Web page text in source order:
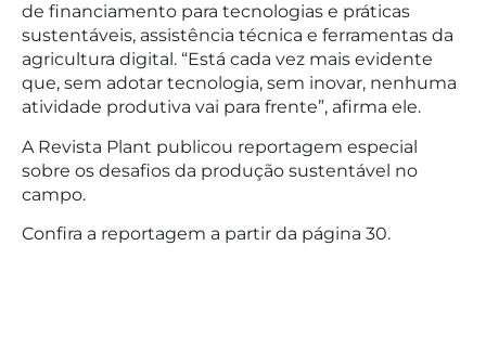
de financiamento para tecnologias e práticas
sustentáveis, assistência técnica e ferramentas da
agricultura digital. “Está cada vez mais evidente
que, sem adotar tecnologia, sem inovar, nenhuma
atividade produtiva vai para frente”, afirma ele.
A Revista Plant publicou reportagem especial
sobre os desafios da produção sustentável no
campo.
Confira a reportagem a partir da página 30.